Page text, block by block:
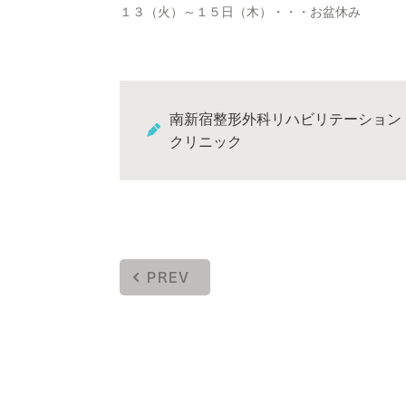
１３（火）～１５日（木）・・・お盆休み
南新宿整形外科リハビリテーション
クリニック
PREV